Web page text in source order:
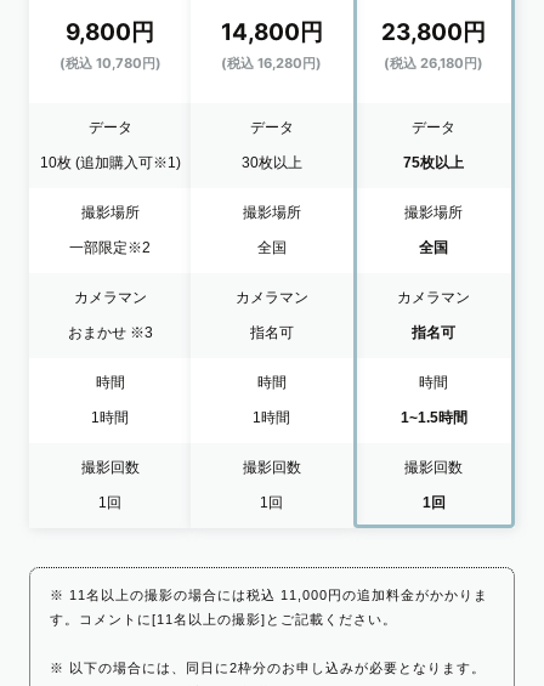
9,800円
(税込 10,780円)
データ
10枚 (追加購入可※1)
撮影場所
一部限定※2
カメラマン
おまかせ ※3
時間
1時間
撮影回数
1回
14,800円
(税込 16,280円)
データ
30枚以上
撮影場所
全国
カメラマン
指名可
時間
1時間
撮影回数
1回
23,800円
(税込 26,180円)
データ
75枚以上
撮影場所
全国
カメラマン
指名可
時間
1~1.5時間
撮影回数
1回
※ 11名以上の撮影の場合には税込 11,000円の追加料金がかかりま
す。コメントに[11名以上の撮影]とご記載ください。
※ 以下の場合には、同日に2枠分のお申し込みが必要となります。